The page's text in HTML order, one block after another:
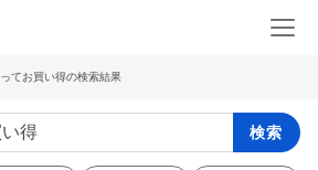
てお買い得の検索結果
検索